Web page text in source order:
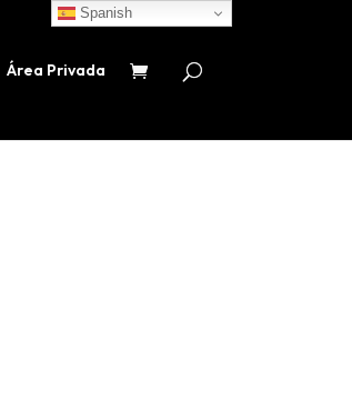
Área Privada
Spanish